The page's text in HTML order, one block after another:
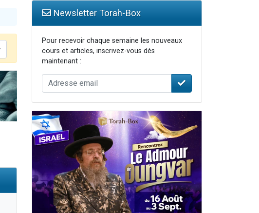
Newsletter Torah-Box
Pour recevoir chaque semaine les nouveaux
cours et articles, inscrivez-vous dès
maintenant :